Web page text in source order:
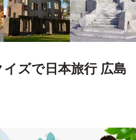
イズで日本旅行 広島